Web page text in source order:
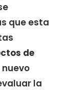
que esta
de
la